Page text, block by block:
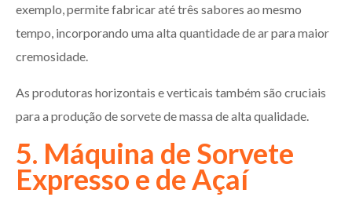
exemplo, permite fabricar até três sabores ao mesmo
tempo, incorporando uma alta quantidade de ar para maior
cremosidade.
As produtoras horizontais e verticais também são cruciais
para a produção de sorvete de massa de alta qualidade.
5. Máquina de Sorvete
Expresso e de Açaí